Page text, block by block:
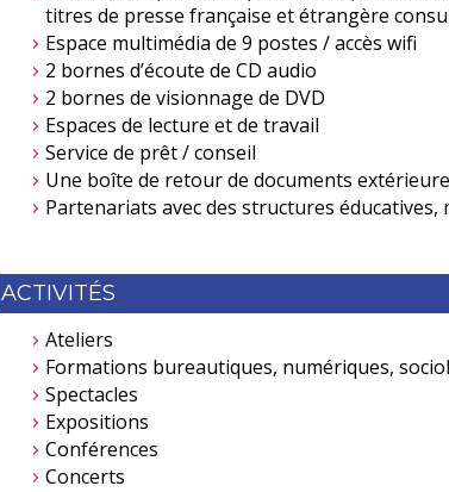
titres de presse française et étrangère
Espace multimédia de 9 postes / accès wifi
2 bornes d’écoute de CD audio
2 bornes de visionnage de DVD
Espaces de lecture et de travail
Service de prêt / conseil
Une boîte de retour de documents
Partenariats avec des structures
ACTIVITÉS
Ateliers
Formations bureautiques, numériques,
Spectacles
Expositions
Conférences
Concerts